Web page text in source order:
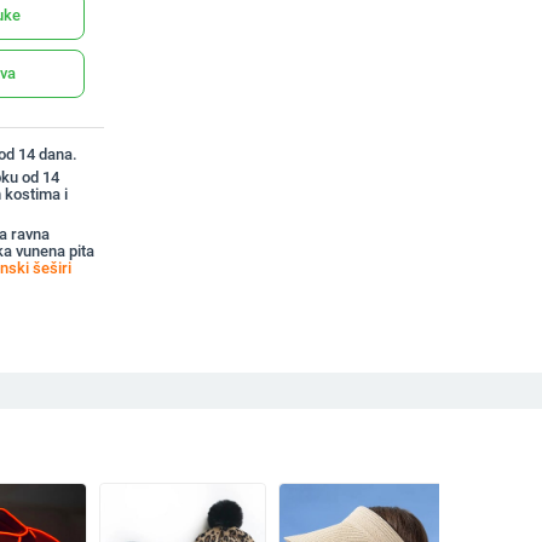
14 dana.
od 14
kostima i
ravna
vunena pita
šeširi